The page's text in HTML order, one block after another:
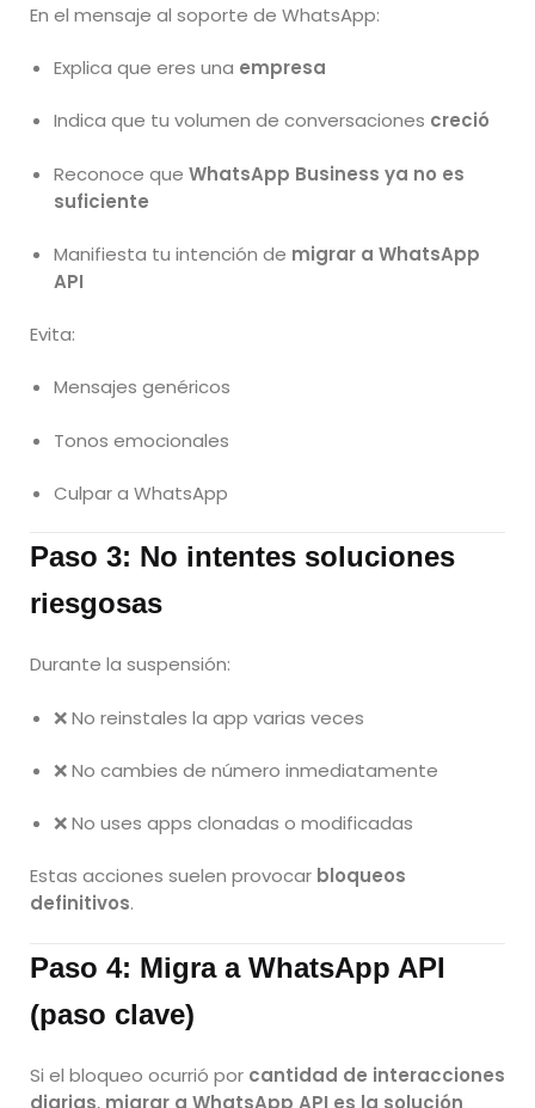
En el mensaje al soporte de WhatsApp:
Explica que eres una empresa
Indica que tu volumen de conversaciones creció
Reconoce que WhatsApp Business ya no es
suficiente
Manifiesta tu intención de migrar a WhatsApp
API
Evita:
Mensajes genéricos
Tonos emocionales
Culpar a WhatsApp
Paso 3: No intentes soluciones
riesgosas
Durante la suspensión:
❌ No reinstales la app varias veces
❌ No cambies de número inmediatamente
❌ No uses apps clonadas o modificadas
Estas acciones suelen provocar bloqueos
definitivos.
Paso 4: Migra a WhatsApp API
(paso clave)
Si el bloqueo ocurrió por cantidad de interacciones
diarias, migrar a WhatsApp API es la solución